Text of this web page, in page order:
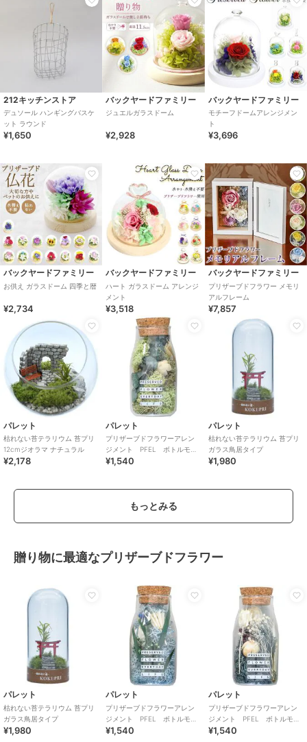
212キッチンストア
デュソール ハンギングバスケ
ット ラウンド
¥1,650
バックヤードファミリー
ジュエルガラスドーム
¥2,928
バックヤードファミリー
モチーフドームアレンジメン
ト
¥3,696
バックヤードファミリー
お供え ガラスドーム 四季と暦
¥2,734
バックヤードファミリー
ハート ガラスドーム アレンジ
メント
¥3,518
バックヤードファミリー
プリザーブドフラワー メモリ
アルフレーム
¥7,857
パレット
枯れない苔テラリウム 苔プリ
12cmジオラマ ナチュラル
¥2,178
パレット
プリザーブドフラワーアレン
ジメント PFEL ボトルモ
ス アイスランドモス モスグ
¥1,540
パレット
枯れない苔テラリウム 苔プリ
ガラス鳥居タイプ
¥1,980
もっとみる
贈り物に最適なプリザーブドフラワー
パレット
枯れない苔テラリウム 苔プリ
ガラス鳥居タイプ
¥1,980
パレット
プリザーブドフラワーアレン
ジメント PFEL ボトルモ
ス アイスランドパウダーブ
¥1,540
パレット
プリザーブドフラワーアレン
ジメント PFEL ボトルモ
ス アイスランドモス ネイビ
¥1,540